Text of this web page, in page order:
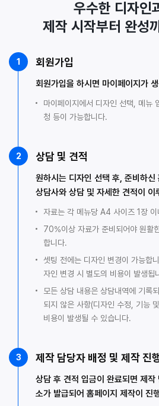
우수한 디자인
제작 시작부터 완성
1 회원가입
회원가입을 하시면 마이페이지가
마이페이지에서 디자인 선택, 메뉴
청 등이 가능합니다.
2 상담 및 견적
원하시는 디자인 선택 후, 준비하
상담사와 상담 및 자세한 견적이 이
자료는 각 메뉴당 A4 사이즈 1장 이
70%이상 자료가 준비되어야 원활
합니다.
셋팅 전에는 디자인 변경이 가능합
자인 변경 시 별도의 비용이 발생됩
모든 상담 내용은 상담내역에 기록
되지 않은 사항(디자인 수정, 기능
비용이 발생될 수 있습니다.
3 제작 담당자 배정 및 제작 진
상담 후 견적 입금이 완료되면 제
소가 발급되어 홈페이지 제작이 진